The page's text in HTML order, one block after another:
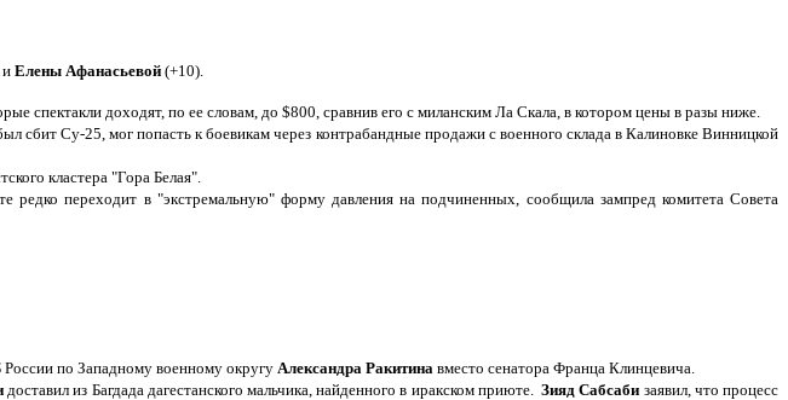
и Елены Афанасьевой (+10).
спектакли доходят, по ее словам, до $800, сравнив его с миланским Ла Скала, в котором цены в разы ниже.
сбит Су-25, мог попасть к боевикам через контрабандные продажи с военного склада в Калиновке Винницкой
кластера "Гора Белая".
редко переходит в "экстремальную" форму давления на подчиненных, сообщила зампред комитета Совета
по Западному военному округу Александра Ракитина вместо сенатора Франца Клинцевича.
доставил из Багдада дагестанского мальчика, найденного в иракском приюте. Зияд Сабсаби заявил, что процесс